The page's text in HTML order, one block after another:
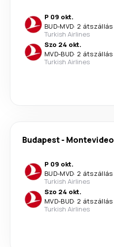
P 09 okt.
BUD-MVD· 2 átszállás
Turkish Airlines
Szo 24 okt.
MVD-BUD· 2 átszállás
Turkish Airlines
Budapest- Montevideo
P 09 okt.
BUD-MVD· 2 átszállás
Turkish Airlines
Szo 24 okt.
MVD-BUD· 2 átszállás
Turkish Airlines